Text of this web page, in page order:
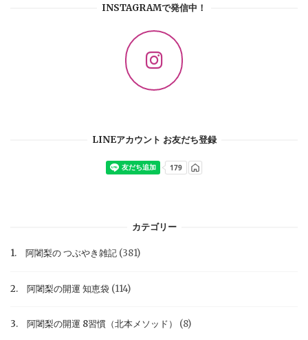
INSTAGRAMで発信中！
LINEアカウント お友だち登録
カテゴリー
1. 阿闍梨の つぶやき雑記 (381)
2. 阿闍梨の開運 知恵袋 (114)
3. 阿闍梨の開運 8習慣（北本メソッド） (8)